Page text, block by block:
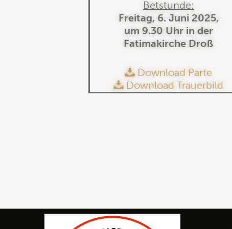
Betstunde:
Freitag, 6. Juni 2025,
um 9.30 Uhr in der
Fatimakirche Droß
Download Parte
Download Trauerbild